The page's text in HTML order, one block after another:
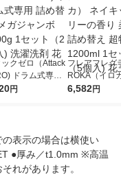
ックゼロ（Attack
ドラム式専用
え メガジャン
円
フレアフレグ
ROKA（イロ
イキッドリリ
6,582円
表示の場合は横使い
●厚み／t1.0mm ※高温
れがあります。